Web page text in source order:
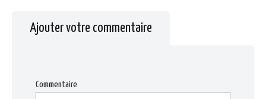
Ajouter votre commentaire
Commentaire